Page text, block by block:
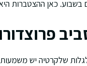
בשבוע. כאן ההצטברות
שלקרטיה יש משמעות